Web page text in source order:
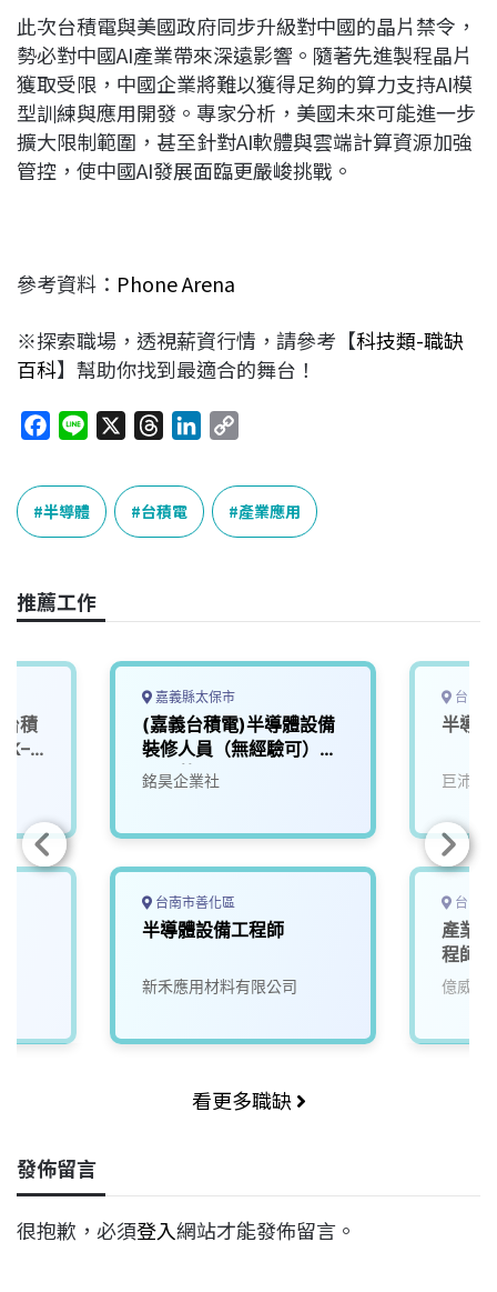
此次台積電與美國政府同步升級對中國的晶片禁令，
勢必對中國AI產業帶來深遠影響。隨著先進製程晶片
獲取受限，中國企業將難以獲得足夠的算力支持AI模
型訓練與應用開發。專家分析，美國未來可能進一步
擴大限制範圍，甚至針對AI軟體與雲端計算資源加強
管控，使中國AI發展面臨更嚴峻挑戰。
參考資料： Phone Arena
※探索職場，透視薪資行情，請參考【科技類-職缺
百科】幫助你找到最適合的舞台！
c
e
b
o
k
n
e
r
e
a
k
n
p
y
L
k
半導體 台積電 產業應用
推薦工作
積
嘉義縣太保市
(嘉義台積電)半導體設備
裝修人員（無經驗可）
（月薪）
銘昊企業社
台南市善化區
半導體設備工程師
新禾應用材料有限公司
台中
半導
巨沛股
台中
產業
程師
億威電
看更多職缺
發佈留言
很抱歉，必須登入網站才能發佈留言。